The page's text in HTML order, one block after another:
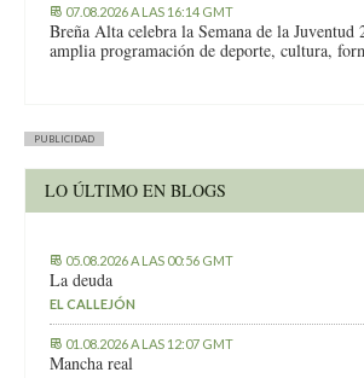
07.08.2026 A LAS 16:14 GMT
Breña Alta celebra la Semana de la Juventud
amplia programación de deporte, cultura,
PUBLICIDAD
LO ÚLTIMO EN BLOGS
05.08.2026 A LAS 00:56 GMT
La deuda
EL CALLEJÓN
01.08.2026 A LAS 12:07 GMT
Mancha real